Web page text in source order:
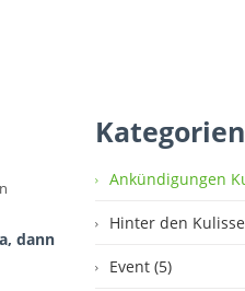
dann
Kategorien
Ankündigungen
Hinter den
Event (5)